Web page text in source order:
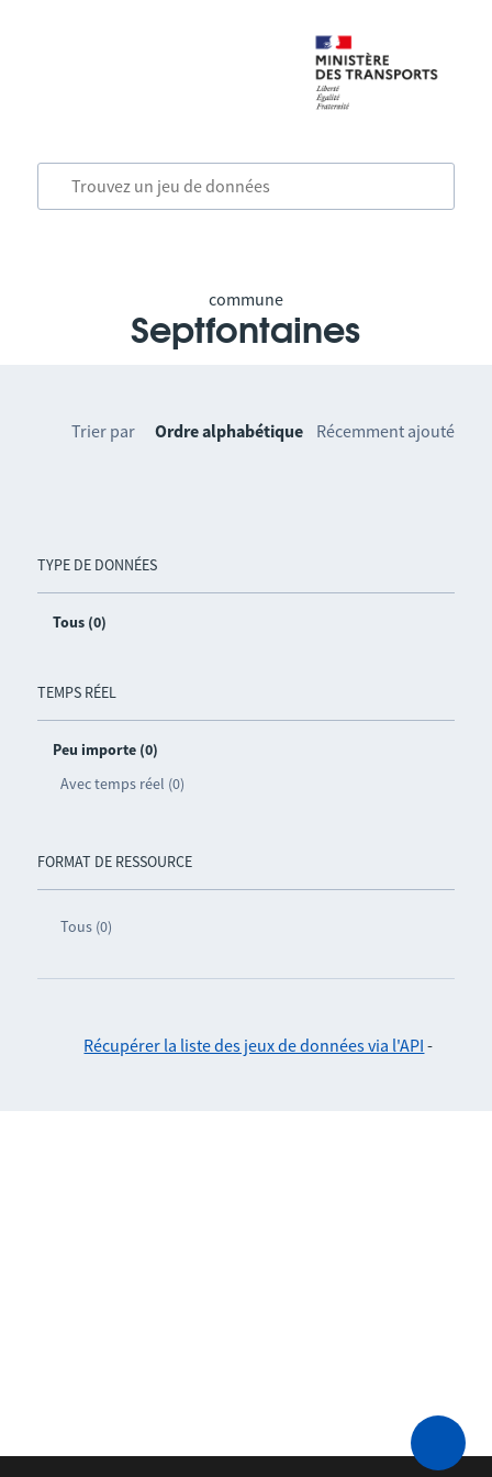
commune
Septfontaines
TYPE DE DONNÉES
Tous (0)
TEMPS RÉEL
Peu importe (0)
Avec temps réel (0)
FORMAT DE RESSOURCE
Tous (0)
Trier par Ordre alphabétique Récemment ajouté
Récupérer la liste des jeux de données via l'API -